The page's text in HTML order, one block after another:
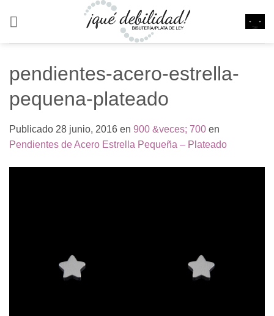
pendientes-acero-estrella-
pequena-plateado
Publicado 28 junio, 2016 en 900 &veces; 700 en
Pendientes de Acero Estrella Pequeña – Plateado